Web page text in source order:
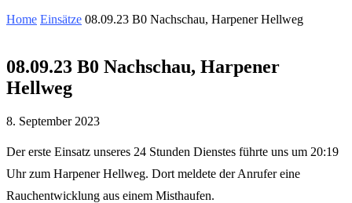
Home Einsätze 08.09.23 B0 Nachschau, Harpener Hellweg
08.09.23 B0 Nachschau, Harpener
Hellweg
8. September 2023
Der erste Einsatz unseres 24 Stunden Dienstes führte uns um 20:19
Uhr zum Harpener Hellweg. Dort meldete der Anrufer eine
Rauchentwicklung aus einem Misthaufen.